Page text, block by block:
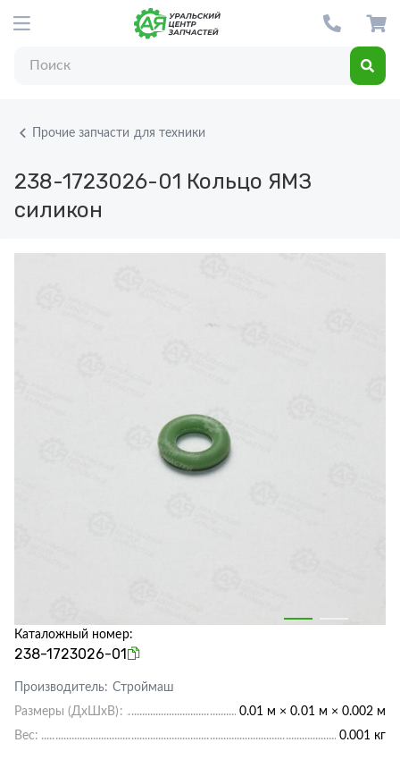
Прочие запчасти для техники
238-1723026-01 Кольцо ЯМЗ
силикон
Каталожный номер:
238-1723026-01
Производитель: Строймаш
Размеры (ДхШхВ):
0.01 м × 0.01 м × 0.002 м
Вес:
0.001 кг